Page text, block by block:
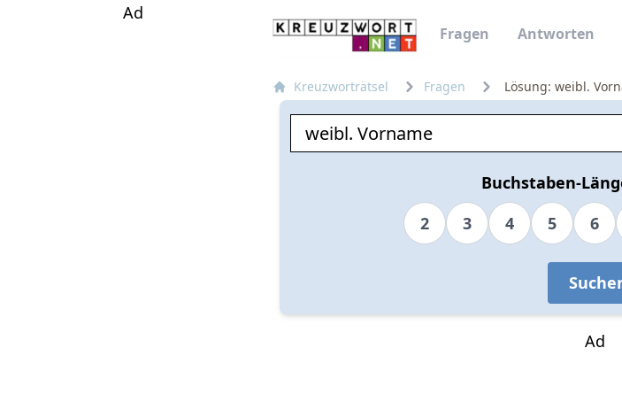
Fragen Antworten
Ad
Kreuzworträtsel Fragen Lösung: weibl.
Buchstaben-
2
3 4 5 6
Ad